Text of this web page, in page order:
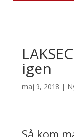
igen
maj 9, 2018 |
Så kom